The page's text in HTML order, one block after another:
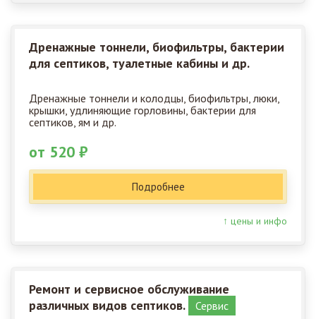
Дренажные тоннели, биофильтры, бактерии
для септиков, туалетные кабины и др.
Дренажные тоннели и колодцы, биофильтры, люки,
крышки, удлиняющие горловины, бактерии для
септиков, ям и др.
от 520 ₽
Подробнее
↑ цены и инфо
Ремонт и сервисное обслуживание
различных видов септиков.
Сервис